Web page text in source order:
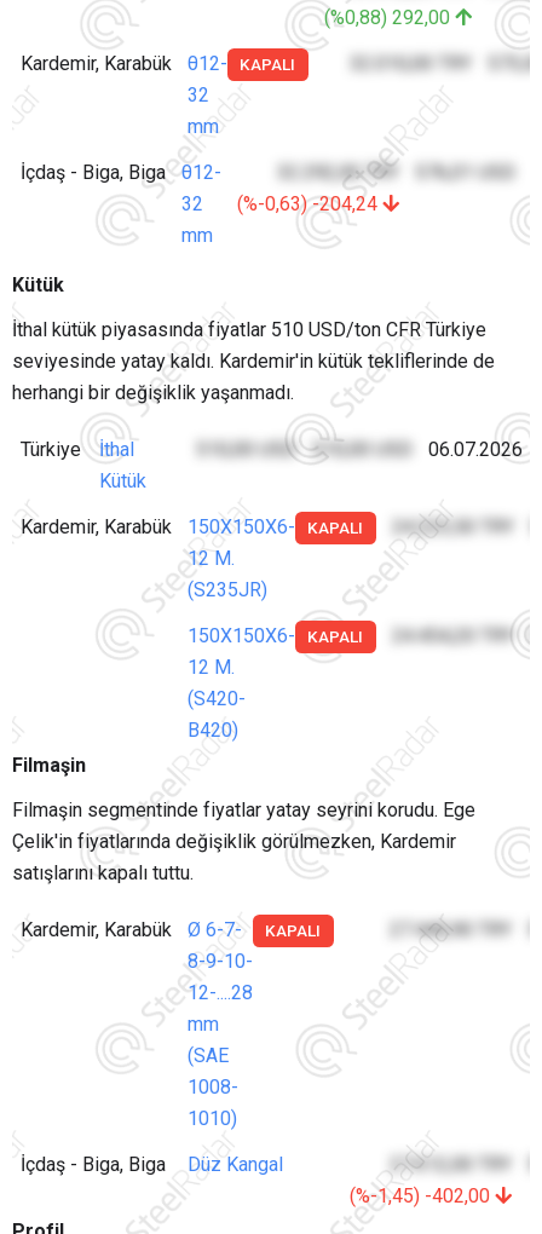
(%0,88) 292,00
Kardemir, Karabük
θ12-
32
mm
KAPALI 32.010,00 TRY
İçdaş - Biga, Biga
θ12-
32
mm
32.292,00 TRY
(%-0,63) -204,24
576,01 USD
Kütük
İthal kütük piyasasında fiyatlar 510 USD/ton CFR Türkiye
seviyesinde yatay kaldı. Kardemir'in kütük tekliflerinde de
herhangi bir değişiklik yaşanmadı.
Türkiye
İthal
Kütük
510,00 USD 510,00 USD 06.07.2026
Kardemir, Karabük
150X150X6-
12 M.
(S235JR)
KAPALI 24.223,50 TRY
150X150X6-
12 M.
(S420-
B420)
KAPALI 24.454,20 TRY
Filmaşin
Filmaşin segmentinde fiyatlar yatay seyrini korudu. Ege
Çelik'in fiyatlarında değişiklik görülmezken, Kardemir
satışlarını kapalı tuttu.
Kardemir, Karabük
Ø 6-7-
8-9-10-
12-....28
mm
(SAE
1008-
1010)
KAPALI 27.440,90 TRY
İçdaş - Biga, Biga Düz Kangal
27.612,00 TRY
(%-1,45) -402,00